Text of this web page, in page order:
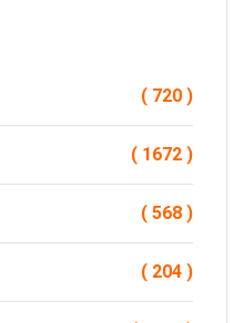
( 720 )
( 1672 )
( 568 )
( 204 )